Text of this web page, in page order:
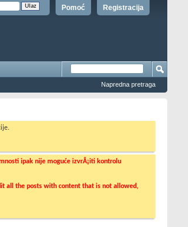
Registracija
Pomoć
Napredna pretraga
ipak nije moguće izvrÅ¡iti kontrolu
all the posts with content that is not allowed,